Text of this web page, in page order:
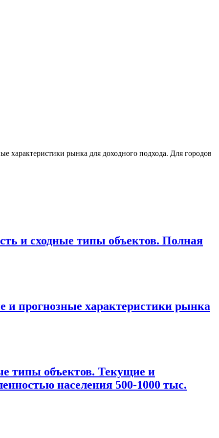
характеристики рынка для доходного подхода. Для городов
и сходные типы объектов. Полная
и прогнозные характеристики рынка
типы объектов. Текущие и
населения 500-1000 тыс.